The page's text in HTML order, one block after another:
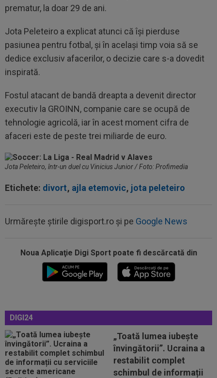
prematur, la doar 29 de ani.
Jota Peleteiro a explicat atunci că își pierduse
pasiunea pentru fotbal, și în același timp voia să se
dedice exclusiv afacerilor, o decizie care s-a dovedit
inspirată.
Fostul atacant de bandă dreapta a devenit director
executiv la GROINN, companie care se ocupă de
tehnologie agricolă, iar în acest moment cifra de
afaceri este de peste trei miliarde de euro.
Jota Peleteiro, într-un duel cu Vinicius Junior / Foto: Profimedia
Etichete: divort, ajla etemovic, jota peleteiro
Urmărește știrile digisport.ro și pe Google News
Noua Aplicaţie Digi Sport poate fi descărcată din
DIGI24
„Toată lumea iubește
învingătorii”. Ucraina a
restabilit complet
schimbul de informații
După ce au refuzat să cânte imnul naţional şi au
fugit din ţară, "trădătoarele"...
07:47 EXCLUSIV
Ar fi transferul verii! Ilie
Dumitrescu i-a spus lui Gigi Becali pe cine să ia...
07:24
”Au schimbat contractul”! Decizia luată de Real
Madrid pentru transferul lui...